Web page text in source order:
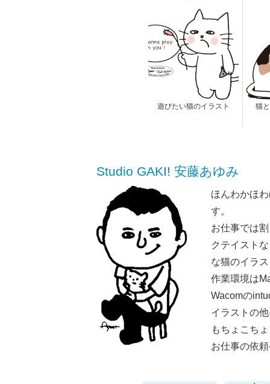
遊びたい猫のイラスト 猫
Studio GAKI! 安藤あゆみ
ほんわかほ
す。
お仕事では
クテイスト
な猫のイラ
作業環境は
Wacomの
イラストの
もちょこち
お仕事の依